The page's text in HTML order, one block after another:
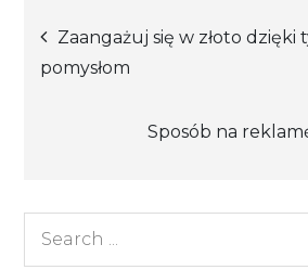
Nawigacja
Zaangażuj się w złoto dzięki
pomysłom
Sposób na